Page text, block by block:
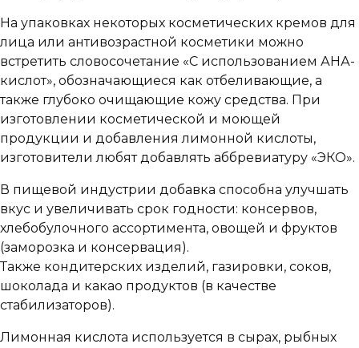
На упаковках некоторых косметических кремов для
лица или антивозрастной косметики можно
встретить словосочетание «С использованием АНА-
кислот», обозначающиеся как отбеливающие, а
также глубоко очищающие кожу средства. При
изготовлении косметической и моющей
продукции и добавления лимонной кислоты,
изготовители любят добавлять аббревиатуру «ЭКО».
В пищевой индустрии добавка способна улучшать
вкус и увеличивать срок годности: консервов,
хлебобулочного ассортимента, овощей и фруктов
(заморозка и консервация).
Также кондитерских изделий, газировки, соков,
шоколада и какао продуктов (в качестве
стабилизаторов).
Лимонная кислота используется в сырах, рыбных